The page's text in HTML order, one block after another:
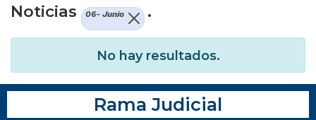
Noticias
06- Junio .
No hay resultados.
Rama Judicial